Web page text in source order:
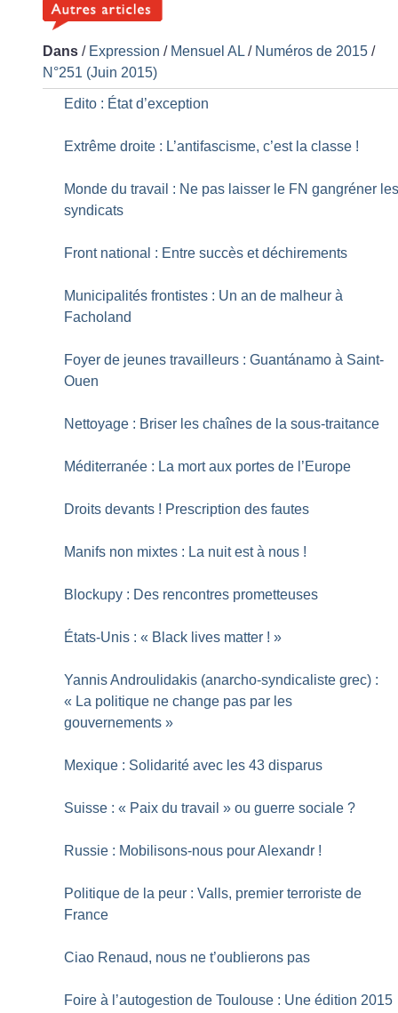
Dans / Expression / Mensuel AL / Numéros de 2015 /
N°251 (Juin 2015)
Edito : État d’exception
Extrême droite : L’antifascisme, c’est la classe !
Monde du travail : Ne pas laisser le FN gangréner
syndicats
Front national : Entre succès et déchirements
Municipalités frontistes : Un an de malheur à
Facholand
Foyer de jeunes travailleurs : Guantánamo à Saint-
Ouen
Nettoyage : Briser les chaînes de la sous-traitance
Méditerranée : La mort aux portes de l’Europe
Droits devants ! Prescription des fautes
Manifs non mixtes : La nuit est à nous !
Blockupy : Des rencontres prometteuses
États-Unis : « Black lives matter ! »
Yannis Androulidakis (anarcho-syndicaliste grec) :
« La politique ne change pas par les
gouvernements »
Mexique : Solidarité avec les 43 disparus
Suisse : « Paix du travail » ou guerre sociale ?
Russie : Mobilisons-nous pour Alexandr !
Politique de la peur : Valls, premier terroriste de
France
Ciao Renaud, nous ne t’oublierons pas
Foire à l’autogestion de Toulouse : Une édition 2015